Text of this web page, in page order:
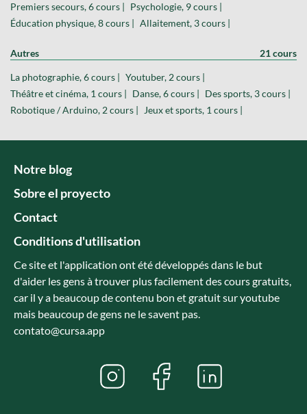
Premiers secours, 6 cours | Psychologie, 9 cours |
Éducation physique, 8 cours | Allaitement, 3 cours |
Autres 21 cours
La photographie, 6 cours | Youtuber, 2 cours |
Théâtre et cinéma, 1 cours | Danse, 6 cours | Des sports, 3 cours |
Robotique / Arduino, 2 cours |
Jeux et sports, 1 cours |
Notre blog
Sobre el proyecto
Contact
Conditions d'utilisation
Ce site et l'application ont été développés dans le but
d'aider les gens à trouver plus facilement des cours gratuits,
car il y a beaucoup de contenu bon et gratuit sur youtube
mais beaucoup de gens ne le savent pas.
contato@cursa.app